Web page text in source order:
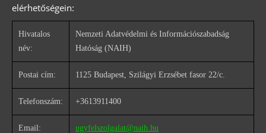
elérhetőségein:
Hivatalos
név:
Nemzeti Adatvédelmi és Információszabadság
Hatóság (NAIH)
Postai cím: 1125 Budapest, Szilágyi Erzsébet fasor 22/c.
Telefonszám: +3613911400
Email: ugyfelszolgalat@naih.hu